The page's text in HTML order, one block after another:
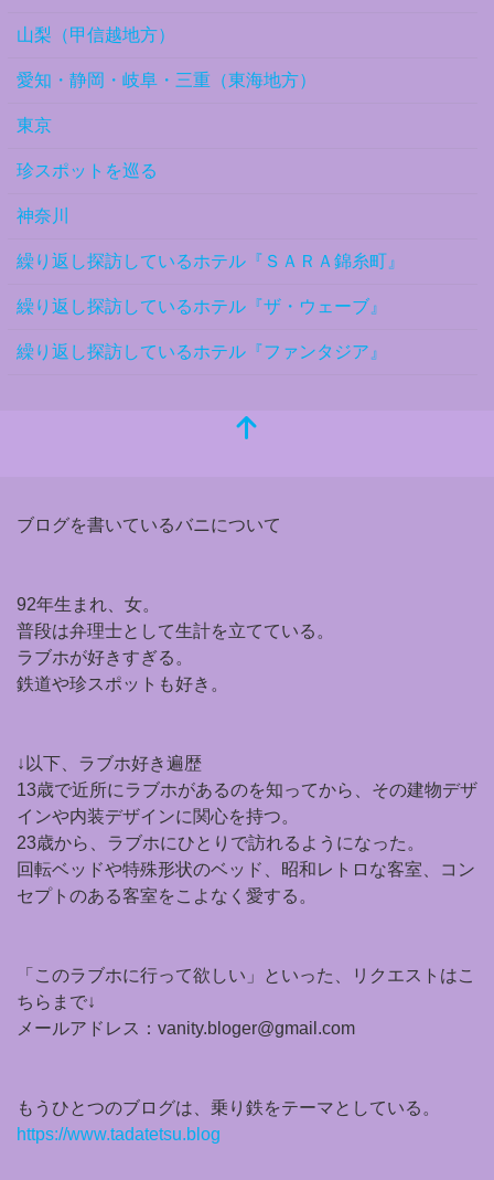
山梨（甲信越地方）
愛知・静岡・岐阜・三重（東海地方）
東京
珍スポットを巡る
神奈川
繰り返し探訪しているホテル『ＳＡＲＡ錦糸町』
繰り返し探訪しているホテル『ザ・ウェーブ』
繰り返し探訪しているホテル『ファンタジア』
ブログを書いているバニについて
92年生まれ、女。
普段は弁理士として生計を立てている。
ラブホが好きすぎる。
鉄道や珍スポットも好き。
↓以下、ラブホ好き遍歴
13歳で近所にラブホがあるのを知ってから、その建物デザ
インや内装デザインに関心を持つ。
23歳から、ラブホにひとりで訪れるようになった。
回転ベッドや特殊形状のベッド、昭和レトロな客室、コン
セプトのある客室をこよなく愛する。
「このラブホに行って欲しい」といった、リクエストはこ
ちらまで↓
メールアドレス：vanity.bloger@gmail.com
もうひとつのブログは、乗り鉄をテーマとしている。
https://www.tadatetsu.blog